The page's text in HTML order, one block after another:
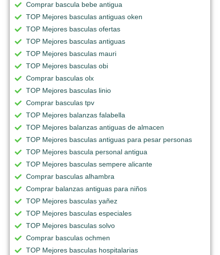
Comprar bascula bebe antigua
TOP Mejores basculas antiguas oken
TOP Mejores basculas ofertas
TOP Mejores basculas antiguas
TOP Mejores basculas mauri
TOP Mejores basculas obi
Comprar basculas olx
TOP Mejores basculas linio
Comprar basculas tpv
TOP Mejores balanzas falabella
TOP Mejores balanzas antiguas de almacen
TOP Mejores basculas antiguas para pesar personas
TOP Mejores bascula personal antigua
TOP Mejores basculas sempere alicante
Comprar basculas alhambra
Comprar balanzas antiguas para niños
TOP Mejores basculas yañez
TOP Mejores basculas especiales
TOP Mejores basculas solvo
Comprar basculas ochmen
TOP Mejores basculas hospitalarias